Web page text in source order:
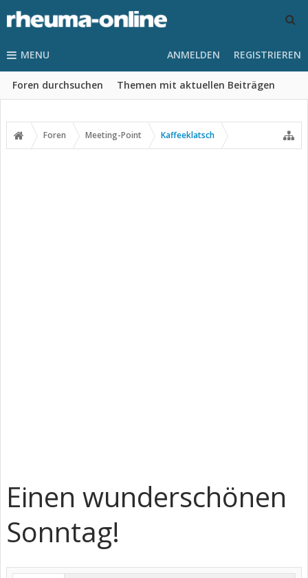
MENU
Foren durchsuchen Themen mit aktuellen Beiträgen
ANMELDEN REGISTRIEREN
Foren Meeting-Point Kaffeeklatsch
Einen wunderschönen
Sonntag!